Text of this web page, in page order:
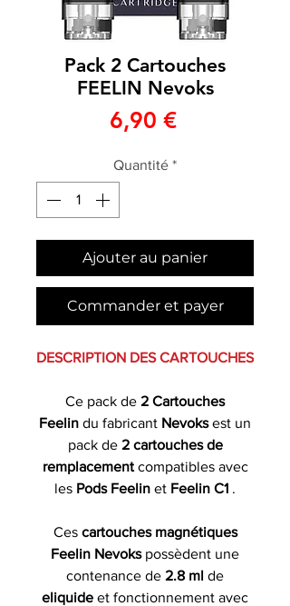
Pack 2 Cartouches
FEELIN Nevoks
6,90 €Prix
Quantité *
Ajouter au panier
Commander et payer
DESCRIPTION DES CARTOUCHES
Ce pack de 2 Cartouches
Feelin du fabricant Nevoksest un
pack de 2 cartouches de
remplacementcompatibles avec
les Pods Feelin et Feelin C1 .
Ces cartouches magnétiques
Feelin Nevokspossèdent une
contenance de 2.8 ml de
eliquide et fonctionnement avec